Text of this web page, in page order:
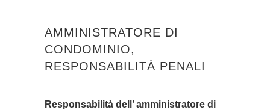
AMMINISTRATORE DI
CONDOMINIO,
RESPONSABILITÀ PENALI
Responsabilità dell’ amministratore di